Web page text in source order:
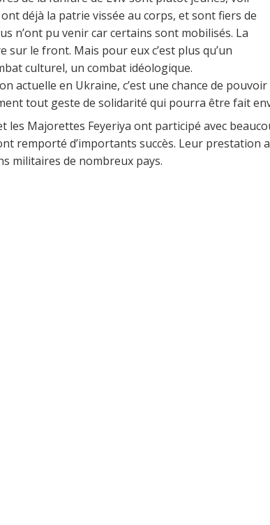
déjà la patrie vissée au corps, et sont fiers de
n’ont pu venir car certains sont mobilisés. La
le front. Mais pour eux c’est plus qu’un
culturel, un combat idéologique.
actuelle en Ukraine, c’est une chance de
tout geste de solidarité qui pourra être fait
les Majorettes Feyeriya ont participé avec
remporté d’importants succès. Leur
militaires de nombreux pays.